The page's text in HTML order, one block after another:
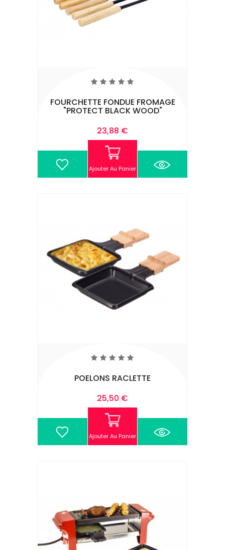
FOURCHETTE FONDUE FROMAGE
"PROTECT BLACK WOOD"
Prix
23,88 €
Ajouter Au Panier
POELONS RACLETTE
Prix
25,50 €
Ajouter Au Panier